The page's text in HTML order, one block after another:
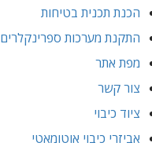
הכנת תכנית בטיחות
התקנת מערכות ספרינקלרים
מפת אתר
צור קשר
ציוד כיבוי
אביזרי כיבוי אוטומאטי